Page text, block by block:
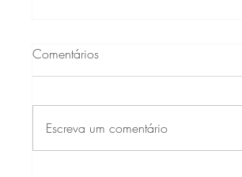
Comentários
Escreva um comentário